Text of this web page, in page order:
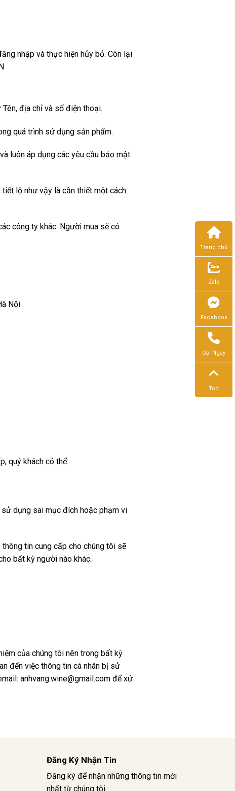
nhập và thực hiện hủy bỏ. Còn lại
địa chỉ và số điện thoại.
quá trình sử dụng sản phẩm.
luôn áp dụng các yêu cầu bảo mật
tiết lộ như vậy là cần thiết một cách
công ty khác. Người mua sẽ có
Nội
quý khách có thể:
sử dụng sai mục đích hoặc phạm vi
tin cung cấp cho chúng tôi sẽ
bất kỳ người nào khác.
của chúng tôi nên trong bất kỳ
đến việc thông tin cá nhân bị sử
anhvang.wine@gmail.com để xử
Đăng Ký Nhận Tin
Đăng ký để nhận những thông tin mới
nhất từ chúng tôi
Trang chủ
Zalo
Facebook
Gọi Ngay
Top